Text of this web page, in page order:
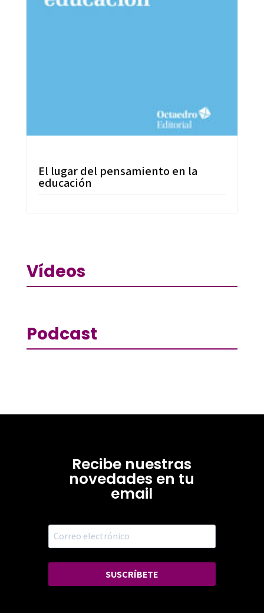
El lugar del pensamiento en la
educación
Vídeos
Podcast
Recibe nuestras
novedades en tu
email
SUSCRÍBETE